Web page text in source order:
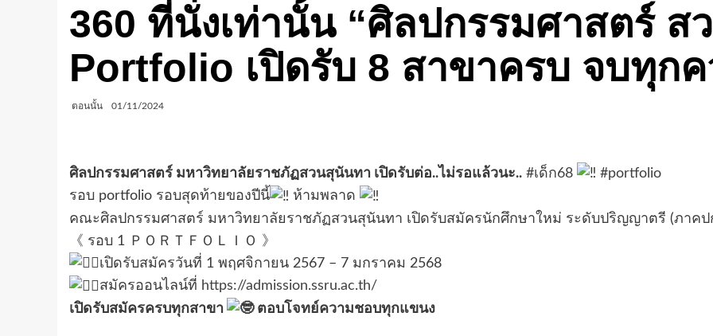
360 ที่นั่งเท่านั้น “ศิลปกรรมศาสตร์ ส
Portfolio เปิดรับ 8 สาขาครบ จบทุก
ตอนนั้น 01/11/2024
ศิลปกรรมศาสตร์ มหาวิทยาลัยราชภัฏสวนสุนันทา เปิดรับต่อ..ไม่รอแล้วนะ.. #เด็ก68
#portfolio
รอบ portfolio รอบสุดท้ายของปีนี้
ห้ามพลาด
คณะศิลปกรรมศาสตร์ มหาวิทยาลัยราชภัฏสวนสุนันทา เปิดรับสมัครนักศึกษาใหม่ ระดับปริญญาตรี (ภาคป
《 รอบ 1 ＰＯＲＴＦＯＬＩＯ 》
เปิดรับสมัครวันที่ 1 พฤศจิกายน 2567 – 7 มกราคม 2568
สมัครออนไลน์ที่ https://admission.ssru.ac.th/
เปิดรับสมัครครบทุกสาขา
ตอบโจทย์ความชอบทุกแขนง